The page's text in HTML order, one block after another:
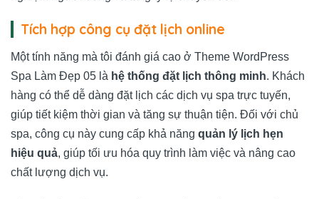
Tích hợp công cụ đặt lịch online
Một tính năng mà tôi đánh giá cao ở Theme WordPress
Spa Làm Đẹp 05 là hệ thống đặt lịch thông minh. Khách
hàng có thể dễ dàng đặt lịch các dịch vụ spa trực tuyến,
giúp tiết kiệm thời gian và tăng sự thuận tiện. Đối với chủ
spa, công cụ này cung cấp khả năng quản lý lịch hẹn
hiệu quả, giúp tối ưu hóa quy trình làm việc và nâng cao
chất lượng dịch vụ.